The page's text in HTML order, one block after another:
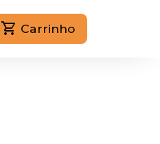
Carrinho